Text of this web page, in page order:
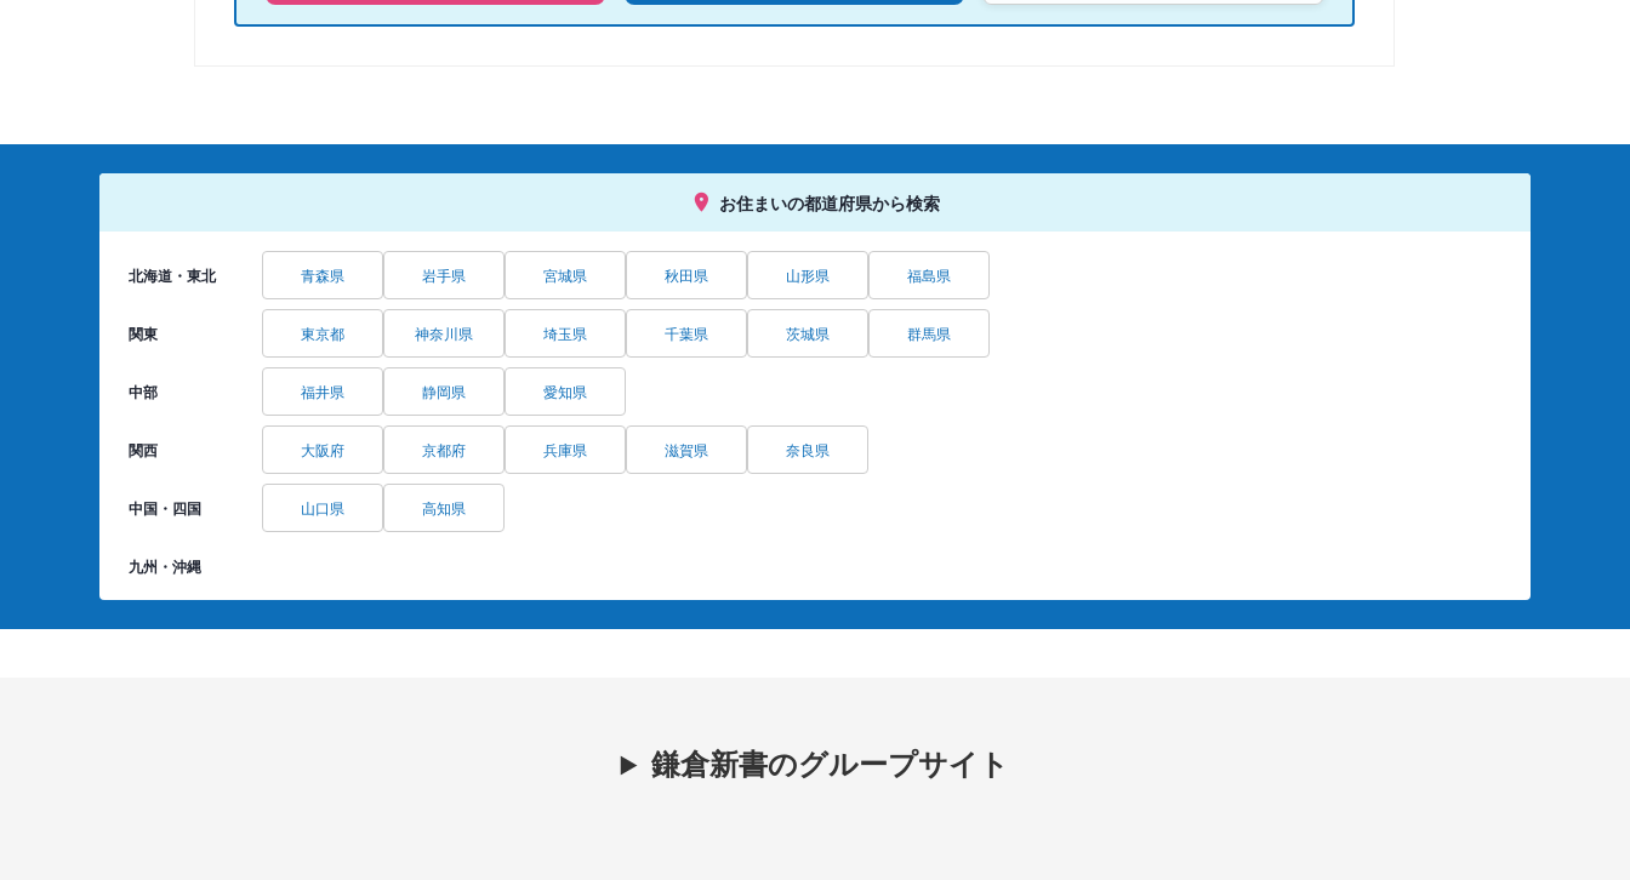
お住まいの都道府県から検索
北海道・東北 青森県 岩手県 宮城県 秋田県 山形県 福島県
関東 東京都 神奈川県 埼玉県 千葉県 茨城県 群馬県
中部 福井県 静岡県 愛知県
関西 大阪府 京都府 兵庫県 滋賀県 奈良県
中国・四国 山口県 高知県
九州・沖縄
鎌倉新書のグループサイト